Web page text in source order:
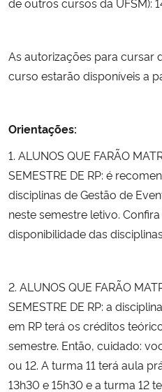
As autorizações para cursar
curso estarão disponíveis a
Orientações:
1. ALUNOS QUE FARÃO
SEMESTRE DE RP: é
disciplinas de Gestão de
neste semestre letivo.
disponibilidade das
2. ALUNOS QUE FARÃO
SEMESTRE DE RP: a
em RP terá os créditos
semestre. Então, cuidado:
ou 12. A turma 11 terá aula
13h30 e 15h30 e a turma 12